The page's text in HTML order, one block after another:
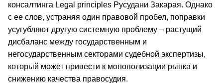
консалтинга Legal principles Русудани Закарая. Однако
с ее слов, устраняя один правовой пробел, поправки
усугубляют другую системную проблему – растущий
дисбаланс между государственным и
негосударственным секторами судебной экспертизы,
который может привести к монополизации рынка и
снижению качества правосудия.